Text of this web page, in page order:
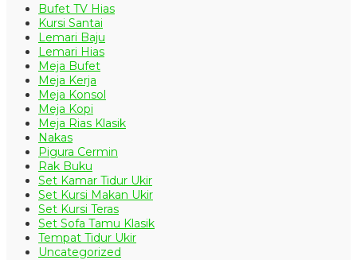
Bufet TV Hias
Kursi Santai
Lemari Baju
Lemari Hias
Meja Bufet
Meja Kerja
Meja Konsol
Meja Kopi
Meja Rias Klasik
Nakas
Pigura Cermin
Rak Buku
Set Kamar Tidur Ukir
Set Kursi Makan Ukir
Set Kursi Teras
Set Sofa Tamu Klasik
Tempat Tidur Ukir
Uncategorized